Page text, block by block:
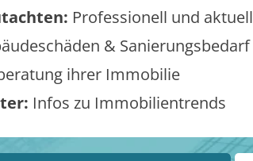
Professionell und aktuell
& Sanierungsbedarf
ihrer Immobilie
Infos zu Immobilientrends